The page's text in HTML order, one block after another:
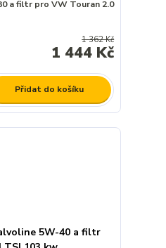
a filtr pro VW Touran 2.0
1 362 Kč
1 444 Kč
Přidat do košíku